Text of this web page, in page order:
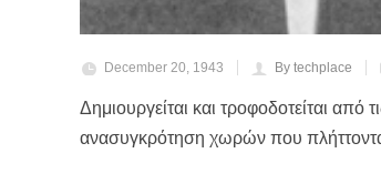
December 20, 1943 By techplace
Δημιουργείται και τροφοδοτείται από
ανασυγκρότηση χωρών που